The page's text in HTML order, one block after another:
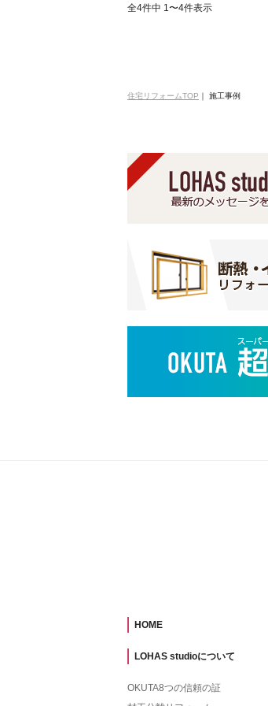
全4件中 1〜4件表示
住宅リフォームTOP ｜ 施工事例
HOME
LOHAS studioについて
OKUTA8つの信頼の証